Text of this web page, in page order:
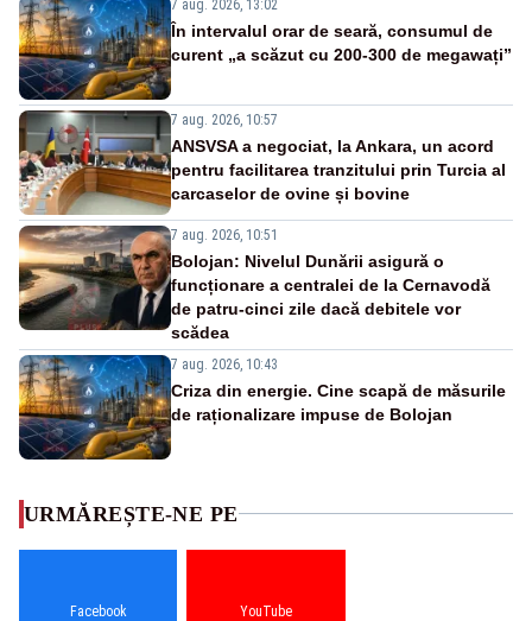
7 aug. 2026, 13:02
În intervalul orar de seară, consumul de
curent „a scăzut cu 200-300 de megawați”
7 aug. 2026, 10:57
ANSVSA a negociat, la Ankara, un acord
pentru facilitarea tranzitului prin Turcia al
carcaselor de ovine și bovine
7 aug. 2026, 10:51
Bolojan: Nivelul Dunării asigură o
funcționare a centralei de la Cernavodă
de patru-cinci zile dacă debitele vor
scădea
7 aug. 2026, 10:43
Criza din energie. Cine scapă de măsurile
de raționalizare impuse de Bolojan
URMĂREȘTE-NE PE
Facebook YouTube